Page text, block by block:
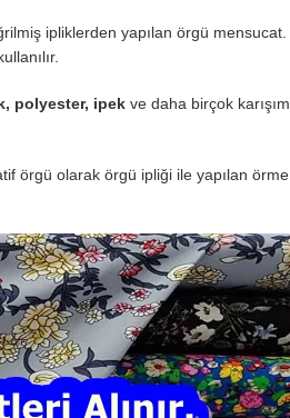
ipliklerden yapılan örgü mensucat.
polyester, ipek ve daha birçok karışım
örgü olarak örgü ipliği ile yapılan örme